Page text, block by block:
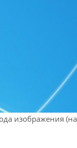
изображения